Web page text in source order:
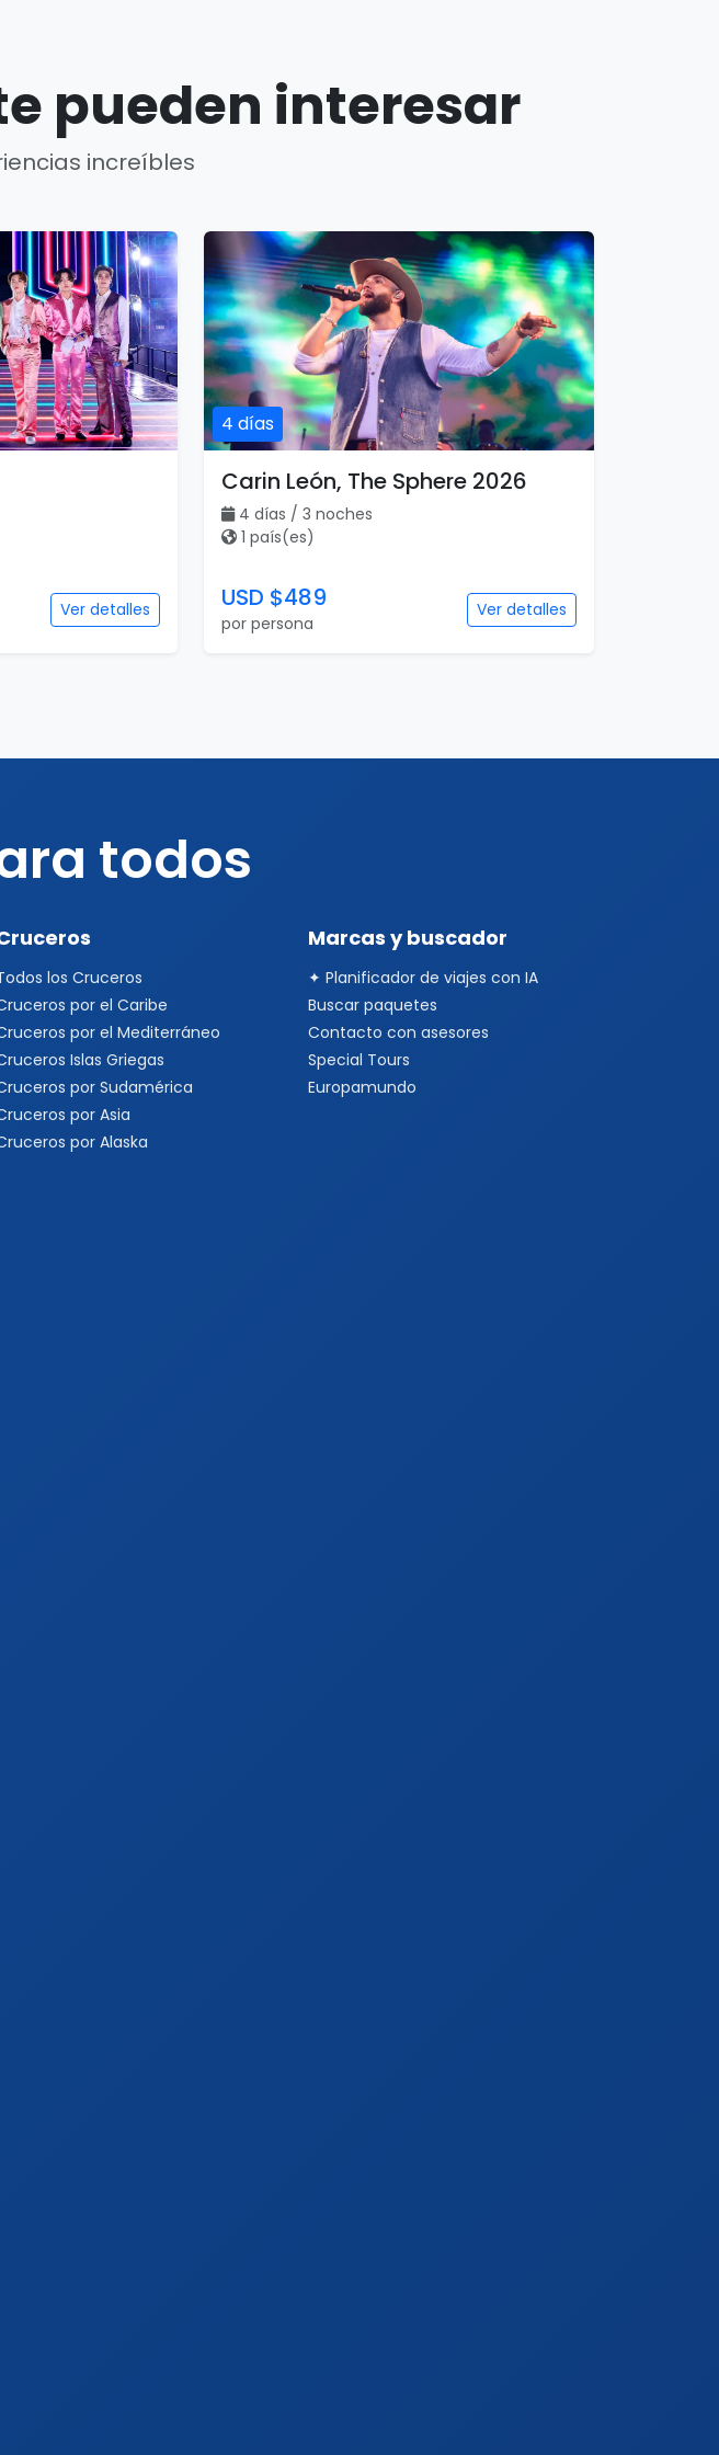
pueden interesar
increíbles
Ver detalles
4 días
Carin León, The Sphere 2026
4 días / 3 noches
1 país(es)
USD $489
por persona
Ver detalles
todos
los Cruceros
por el Caribe
por el Mediterráneo
Islas Griegas
por Sudamérica
por Asia
por Alaska
Marcas y buscador
✦ Planificador de viajes con IA
Buscar paquetes
Contacto con asesores
Special Tours
Europamundo